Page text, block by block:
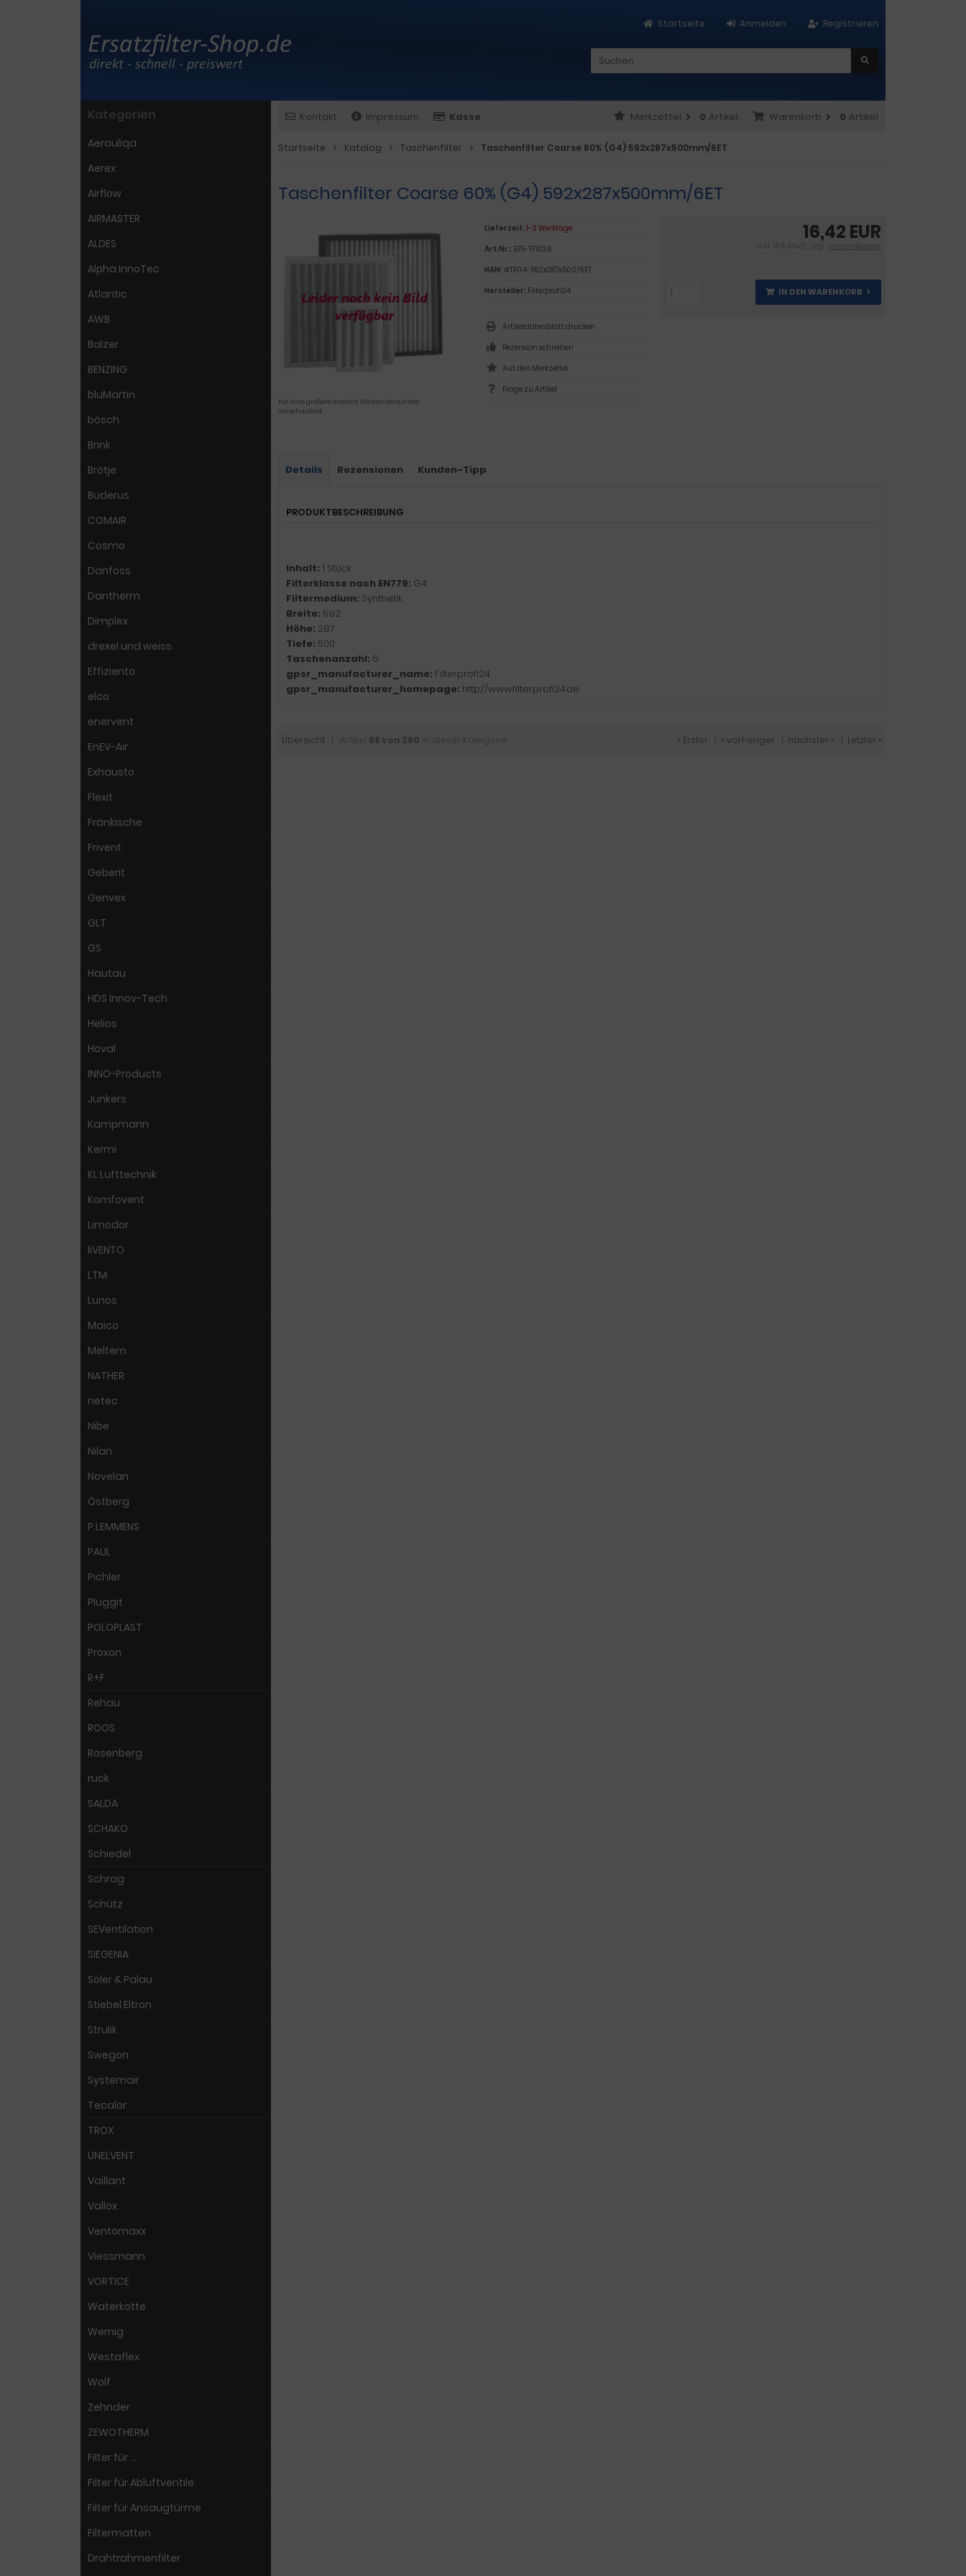
Registrieren
Anmelden
Startseite
Kontakt Impressum Kasse Warenkorb 0 Artikel
Merkzettel 0 Artikel
Startseite Katalog Taschenfilter Taschenfilter Coarse 60% (G4) 592x287x500mm/6ET
Taschenfilter Coarse 60% (G4) 592x287x500mm/6ET
Für eine größere Ansicht klicken Sie auf das
Vorschaubild
16,42 EUR
inkl. 19 % MwSt. zzgl. Versandkosten
IN DEN WARENKORB
Lieferzeit: 1-3 Werktage
Art.Nr.: EFS-TF1026
HAN: #TFG4-592x287x500/6ET
Hersteller: Filterprofi24
Artikeldatenblatt drucken
Rezension schreiben
Frage zu Artikel
Details Rezensionen Kunden-Tipp
PRODUKTBESCHREIBUNG
Inhalt: 1 Stück
Filterklasse nach EN779: G4
Filtermedium: Synthetik
Breite: 592
Höhe: 287
Tiefe: 500
Taschenanzahl: 6
gpsr_manufacturer_name: Filterprofi24
gpsr_manufacturer_homepage: http://www.filterprofi24.de
Übersicht | Artikel 56 von 260 in dieser Kategorie « Erster « vorheriger nächster » Letzter »
Kategorien
Aerauliqa
Aerex
Airflow
AIRMASTER
ALDES
Alpha InnoTec
Atlantic
AWB
Balzer
BENZING
bluMartin
bösch
Brink
Brötje
Buderus
COMAIR
Cosmo
Danfoss
Dantherm
Dimplex
drexel und weiss
Effiziento
elco
enervent
EnEV-Air
Exhausto
Flexit
Fränkische
Frivent
Geberit
Genvex
GLT
GS
Hautau
HDS Innov-Tech
Helios
Hoval
INNO-Products
Junkers
Kampmann
Kermi
KL Lufttechnik
Komfovent
Limodor
liVENTO
LTM
Lunos
Maico
Meltem
NATHER
netec
Nibe
Nilan
Novelan
Östberg
P.LEMMENS
PAUL
Pichler
Pluggit
POLOPLAST
Proxon
R+F
Rehau
ROOS
Rosenberg
ruck
SALDA
SCHAKO
Schiedel
Schrag
Schütz
SEVentilation
SIEGENIA
Soler & Palau
Stiebel Eltron
Strulik
Swegon
Systemair
Tecalor
TROX
UNELVENT
Vaillant
Vallox
Ventomaxx
Viessmann
VORTICE
Waterkotte
Wernig
Westaflex
Wolf
Zehnder
ZEWOTHERM
Filter für ...
Filter für Abluftventile
Filter für Ansaugtürme
Filtermatten
Drahtrahmenfilter